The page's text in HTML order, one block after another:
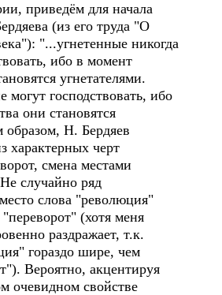
приведём для начала
(из его труда "О
"...угнетенные никогда
ибо в момент
угнетателями.
могут господствовать, ибо
они становятся
Н. Бердяев
характерных черт
смена местами
случайно ряд
слова "революция"
(хотя меня
раздражает, т.к.
гораздо шире, чем
Вероятно, акцентируя
очевидном свойстве